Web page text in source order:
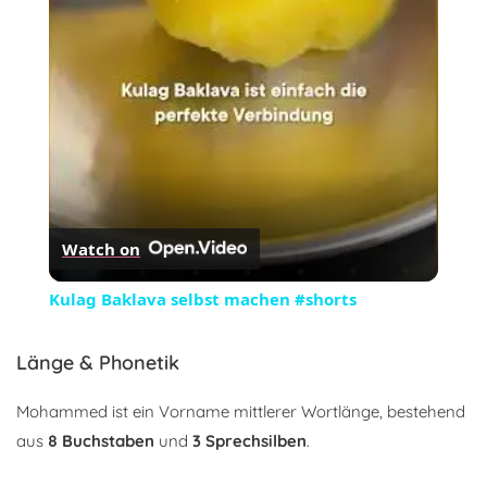
Video
Watch on
Kulag Baklava selbst machen #shorts
Länge & Phonetik
Mohammed ist ein Vorname mittlerer Wortlänge, bestehend
aus 8 Buchstaben und 3 Sprechsilben.